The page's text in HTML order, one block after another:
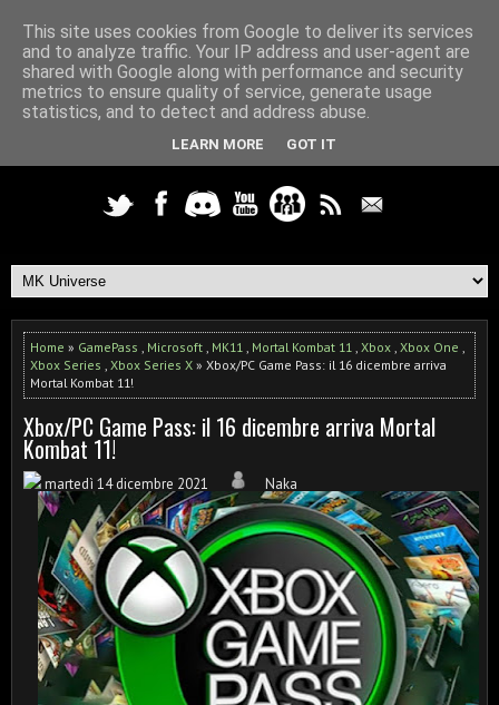
Home » GamePass , Microsoft , MK11 , Mortal Kombat 11 , Xbox , Xbox One ,
Xbox Series , Xbox Series X » Xbox/PC Game Pass: il 16 dicembre arriva
Mortal Kombat 11!
Xbox/PC Game Pass: il 16 dicembre arriva Mortal
Kombat 11!
martedì 14 dicembre 2021 Naka
This site uses cookies from Google to deliver its services
and to analyze traffic. Your IP address and user-agent are
shared with Google along with performance and security
metrics to ensure quality of service, generate usage
statistics, and to detect and address abuse.
LEARN MORE GOT IT